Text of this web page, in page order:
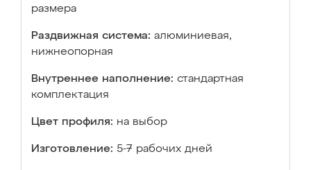
размера
Раздвижная система: алюминиевая,
нижнеопорная
Внутреннее наполнение: стандартная
комплектация
Цвет профиля: на выбор
Изготовление: 5-7 рабочих дней